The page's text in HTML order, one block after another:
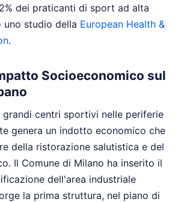
dei praticanti di sport ad alta
uno studio della European Health &
.
Socioeconomico sul
grandi centri sportivi nelle periferie
genera un indotto economico che
della ristorazione salutistica e del
Il Comune di Milano ha inserito il
dell'area industriale
la prima struttura, nel piano di